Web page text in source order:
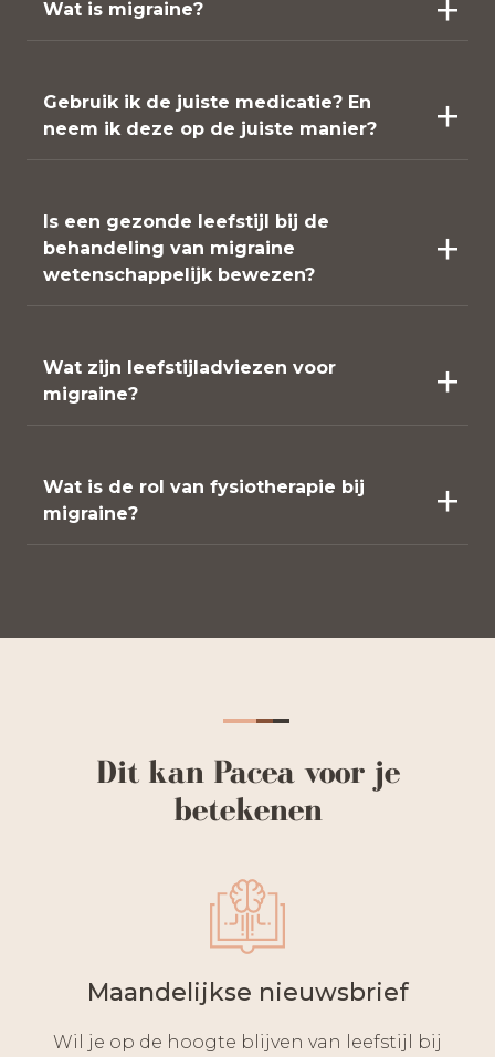
Wat is migraine?
Gebruik ik de juiste medicatie? En
neem ik deze op de juiste manier?
Is een gezonde leefstijl bij de
behandeling van migraine
wetenschappelijk bewezen?
Wat zijn leefstijladviezen voor
migraine?
Wat is de rol van fysiotherapie bij
migraine?
Dit kan Pacea voor je
betekenen
Maandelijkse nieuwsbrief
Wil je op de hoogte blijven van leefstijl bij